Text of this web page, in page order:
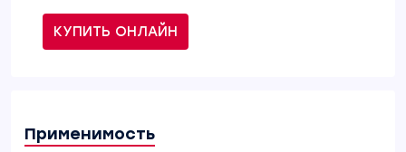
КУПИТЬ ОНЛАЙН
Применимость